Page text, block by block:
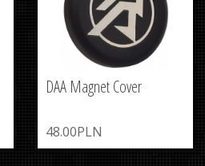
DAA Magnet Cover
48.00PLN